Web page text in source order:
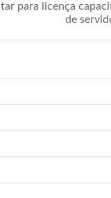
para licença
de